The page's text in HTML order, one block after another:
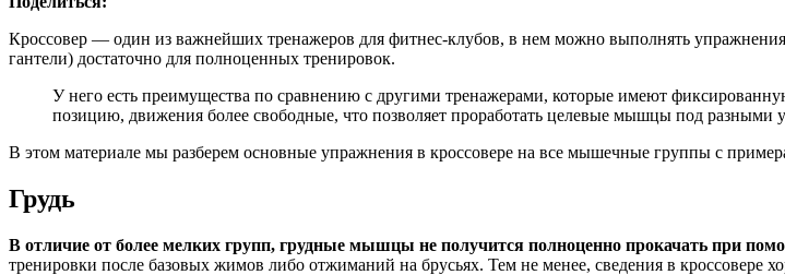
Кроссовер — один из важнейших тренажеров для фитнес-клубов, в нем можно выполнять
гантели) достаточно для полноценных тренировок.
У него есть преимущества по сравнению с другими тренажерами, которые имеют
позицию, движения более свободные, что позволяет проработать целевые мышцы под разными
В этом материале мы разберем основные упражнения в кроссовере на все мышечные группы с
Грудь
В отличие от более мелких групп, грудные мышцы не получится полноценно прокачать при
тренировки после базовых жимов либо отжиманий на брусьях. Тем не менее, сведения в кроссовере